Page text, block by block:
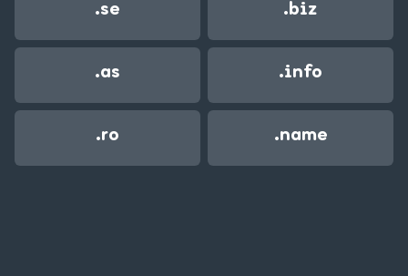
.se .biz
.as .info
.ro .name